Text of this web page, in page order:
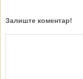
Залиште коментар!